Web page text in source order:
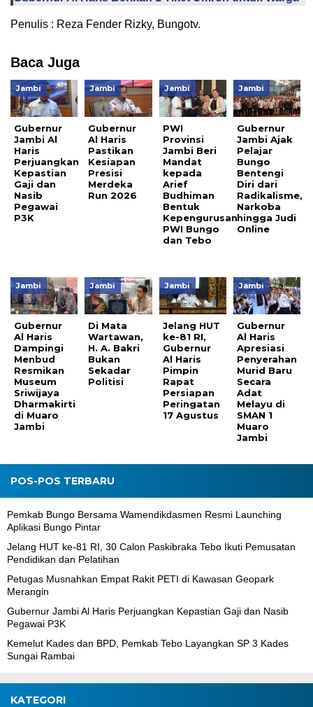
Penulis : Reza Fender Rizky, Bungotv.
Baca Juga
Jambi
Gubernur
Jambi Al
Haris
Perjuangkan
Kepastian
Gaji dan
Nasib
Pegawai
P3K
Jambi
Gubernur
Al Haris
Pastikan
Kesiapan
Presisi
Merdeka
Run 2026
Jambi
PWI
Provinsi
Jambi Beri
Mandat
kepada
Arief
Budhiman
Bentuk
Kepengurusan
PWI Bungo
dan Tebo
Jambi
Gubernur
Jambi Ajak
Pelajar
Bungo
Bentengi
Diri dari
Radikalisme,
Narkoba
hingga Judi
Online
Jambi
Gubernur
Al Haris
Dampingi
Menbud
Resmikan
Museum
Sriwijaya
Dharmakirti
di Muaro
Jambi
Jambi
Di Mata
Wartawan,
H. A. Bakri
Bukan
Sekadar
Politisi
Jambi
Jelang HUT
ke-81 RI,
Gubernur
Al Haris
Pimpin
Rapat
Persiapan
Peringatan
17 Agustus
Jambi
Gubernur
Al Haris
Apresiasi
Penyerahan
Murid Baru
Secara
Adat
Melayu di
SMAN 1
Muaro
Jambi
POS-POS TERBARU
Pemkab Bungo Bersama Wamendikdasmen Resmi Launching
Aplikasi Bungo Pintar
Jelang HUT ke-81 RI, 30 Calon Paskibraka Tebo Ikuti Pemusatan
Pendidikan dan Pelatihan
Petugas Musnahkan Empat Rakit PETI di Kawasan Geopark
Merangin
Gubernur Jambi Al Haris Perjuangkan Kepastian Gaji dan Nasib
Pegawai P3K
Kemelut Kades dan BPD, Pemkab Tebo Layangkan SP 3 Kades
Sungai Rambai
KATEGORI